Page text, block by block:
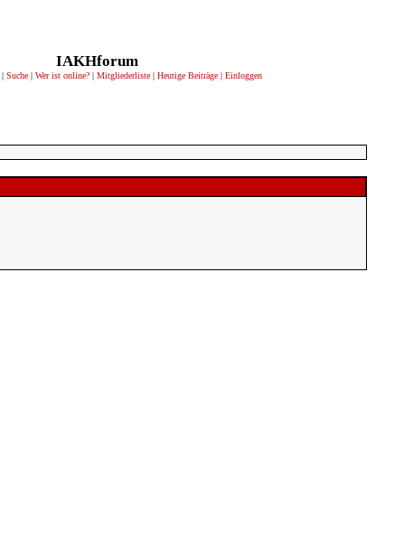
IAKHforum
| Suche | Wer ist online? | Mitgliederliste | Heutige Beiträge | Einloggen